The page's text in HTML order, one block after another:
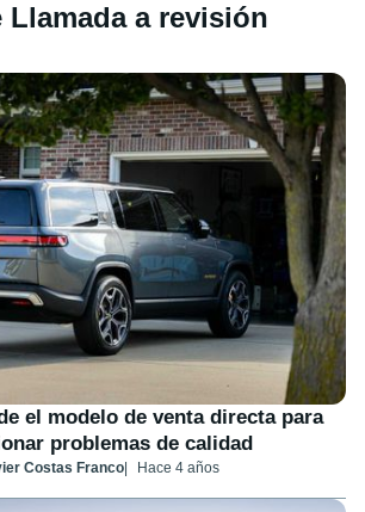
Llamada a revisión
el modelo de venta directa para
problemas de calidad
Costas Franco Hace 4 años